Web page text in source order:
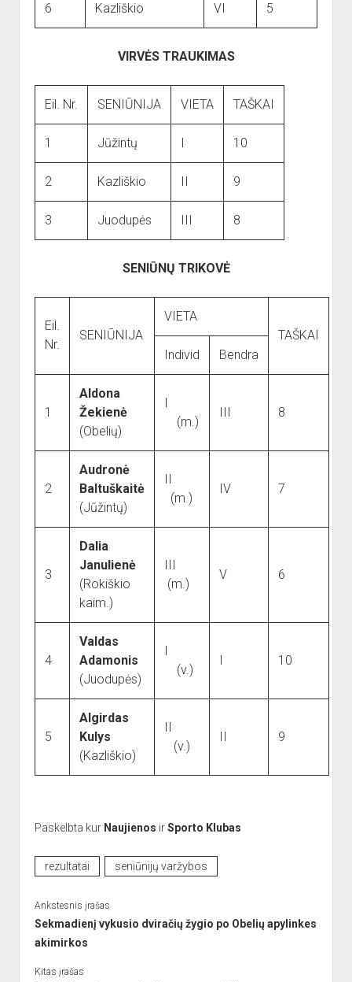
6 Kazliškio VI 5
VIRVĖS TRAUKIMAS
Eil. Nr. SENIŪNIJA VIETA TAŠKAI
1 Jūžintų I 10
2 Kazliškio II 9
3 Juodupės III 8
SENIŪNŲ TRIKOVĖ
Eil.
Nr.
SENIŪNIJA
VIETA
TAŠKAI
Individ
Bendra
1
Aldona
Žekienė
(Obelių)
I
(m.)
III 8
2
Audronė
Baltuškaitė
(Jūžintų)
II
(m.)
IV 7
3
Dalia
Janulienė
(Rokiškio
kaim.)
III
(m.)
V 6
4
Valdas
Adamonis
(Juodupės)
I
(v.)
I 10
5
Algirdas
Kulys
(Kazliškio)
II
(v.)
II 9
Paskelbta kur Naujienos irSporto Klubas
rezultatai seniūnijų varžybos
Ankstesnis įrašas
Sekmadienį vykusio dviračių žygio po Obelių apylinkes
akimirkos
Kitas įrašas